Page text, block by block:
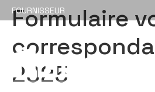
FOURNISSEUR
Formulaire
2025